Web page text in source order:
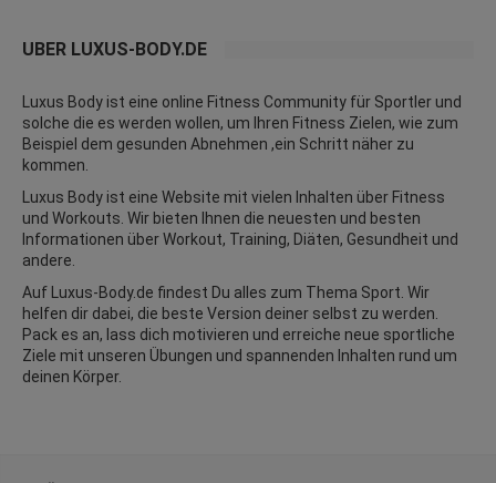
ÜBER LUXUS-BODY.DE
Luxus Body ist eine online Fitness Community für Sportler und
solche die es werden wollen, um Ihren Fitness Zielen, wie zum
Beispiel dem gesunden Abnehmen ,ein Schritt näher zu
kommen.
Luxus Body ist eine Website mit vielen Inhalten über Fitness
und Workouts . Wir bieten Ihnen die neuesten und besten
Informationen über Workout, Training, Diäten, Gesundheit und
andere.
Auf Luxus-Body.de findest Du alles zum Thema Sport. Wir
helfen dir dabei, die beste Version deiner selbst zu werden.
Pack es an, lass dich motivieren und erreiche neue sportliche
Ziele mit unseren Übungen und spannenden Inhalten rund um
deinen Körper.